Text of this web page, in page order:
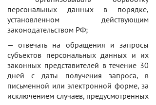
персональных данных в порядке,
установленном действующим
законодательством РФ;
— отвечать на обращения и запросы
субъектов персональных данных и их
законных представителей в течение 30
дней с даты получения запроса, в
письменной или электронной форме, за
исключением случаев, предусмотренных